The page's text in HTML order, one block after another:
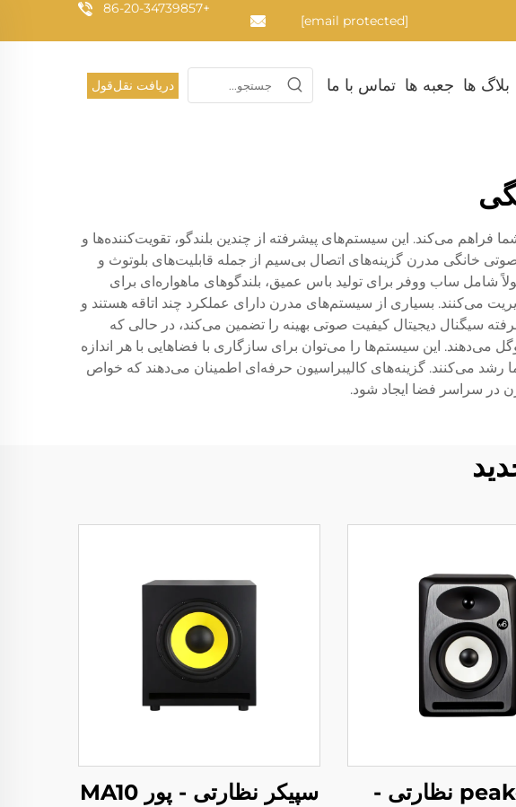
+86-20-34739857
[email protected]
بلاگ ها جعبه ها تماس با ما دریافت نقل‌قول
می‌کند. این سیستم‌های پیشرفته از چندین بلندگو، تقویت‌کننده‌ها و
خانگی مدرن گزینه‌های اتصال بی‌سیم از جمله قابلیت‌های بلوتوث و
شامل ساب ووفر برای تولید باس عمیق، بلندگوهای ماهواره‌ای برای
می‌کنند. بسیاری از سیستم‌های مدرن دارای عملکرد چند اتاقه هستند و
سیگنال دیجیتال کیفیت صوتی بهینه را تضمین می‌کند، در حالی که
می‌دهند. این سیستم‌ها را می‌توان برای سازگاری با فضاهایی با هر اندازه
رشد می‌کنند. گزینه‌های کالیبراسیون حرفه‌ای اطمینان می‌دهند که خواص
در سراسر فضا ایجاد شود.
سpeaker نظارتی -
سپیکر نظارتی - پور MA10